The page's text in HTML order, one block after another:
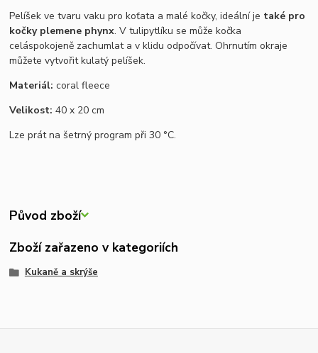
Pelíšek ve tvaru vaku pro koťata a malé kočky, ideální je také pro
kočky plemene phynx. V tulipytlíku se může kočka
celáspokojeně zachumlat a v klidu odpočívat. Ohrnutím okraje
můžete vytvořit kulatý pelíšek.
Materiál: coral fleece
Velikost: 40 x 20 cm
Lze prát na šetrný program při30 °C.
Původ zboží
Zboží zařazeno v kategoriích
Kukaně a skrýše